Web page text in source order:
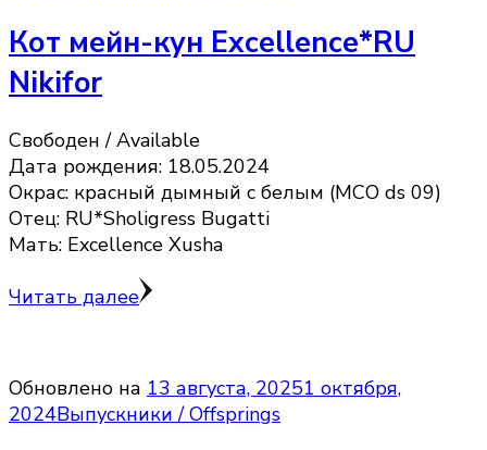
Кот мейн-кун Excellence*RU
Nikifor
Свободен / Available
Дата рождения: 18.05.2024
Окрас: красный дымный с белым (MCO ds 09)
Отец: RU*Sholigress Bugatti
Мать: Excellence Xusha
Читать далее
Обновлено на 13 августа, 20251 октября,
2024Выпускники / Offsprings